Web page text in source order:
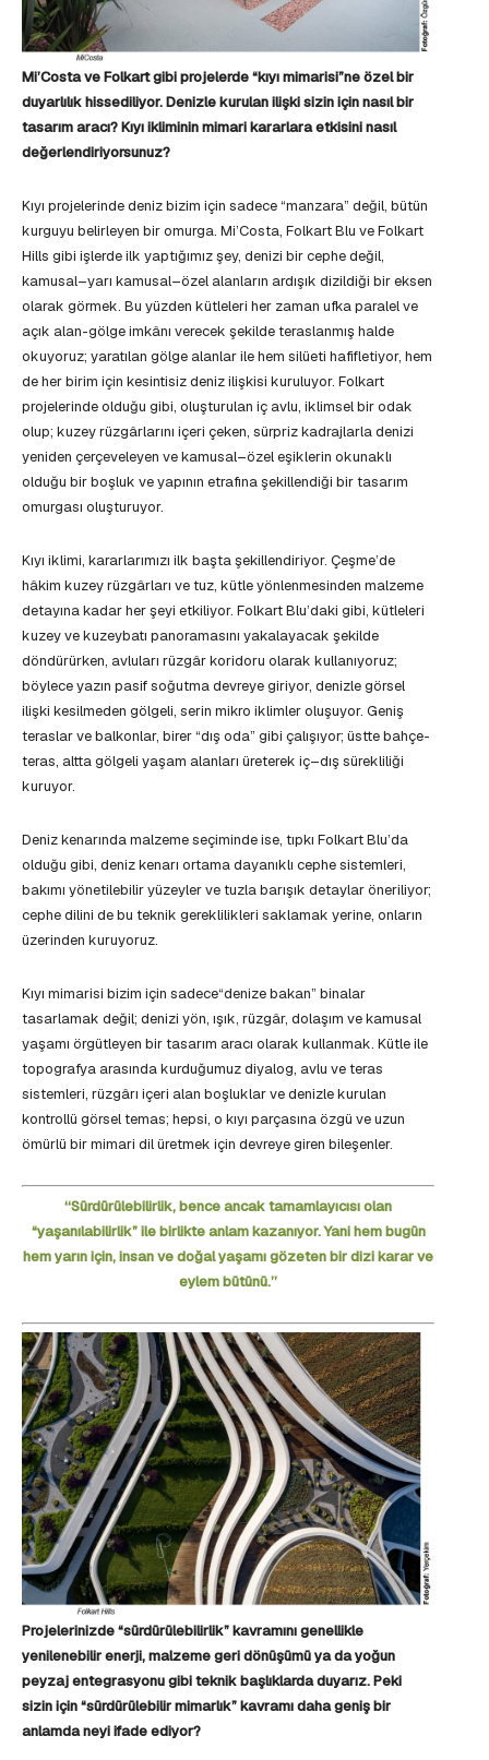
Mi’Costa ve Folkart gibi projelerde “kıyı mimarisi”ne özel bir
duyarlılık hissediliyor. Denizle kurulan ilişki sizin için nasıl bir
tasarım aracı? Kıyı ikliminin mimari kararlara etkisini nasıl
değerlendiriyorsunuz?
Kıyı projelerinde deniz bizim için sadece “manzara” değil, bütün
kurguyu belirleyen bir omurga. Mi’Costa, Folkart Blu ve Folkart
Hills gibi işlerde ilk yaptığımız şey, denizi bir cephe değil,
kamusal–yarı kamusal–özel alanların ardışık dizildiği bir eksen
olarak görmek. Bu yüzden kütleleri her zaman ufka paralel ve
açık alan-gölge imkânı verecek şekilde teraslanmış halde
okuyoruz; yaratılan gölge alanlar ile hem silüeti hafifletiyor, hem
de her birim için kesintisiz deniz ilişkisi kuruluyor. Folkart
projelerinde olduğu gibi, oluşturulan iç avlu, iklimsel bir odak
olup; kuzey rüzgârlarını içeri çeken, sürpriz kadrajlarla denizi
yeniden çerçeveleyen ve kamusal–özel eşiklerin okunaklı
olduğu bir boşluk ve yapının etrafına şekillendiği bir tasarım
omurgası oluşturuyor.
Kıyı iklimi, kararlarımızı ilk başta şekillendiriyor. Çeşme’de
hâkim kuzey rüzgârları ve tuz, kütle yönlenmesinden malzeme
detayına kadar her şeyi etkiliyor. Folkart Blu’daki gibi, kütleleri
kuzey ve kuzeybatı panoramasını yakalayacak şekilde
döndürürken, avluları rüzgâr koridoru olarak kullanıyoruz;
böylece yazın pasif soğutma devreye giriyor, denizle görsel
ilişki kesilmeden gölgeli, serin mikro iklimler oluşuyor. Geniş
teraslar ve balkonlar, birer “dış oda” gibi çalışıyor; üstte bahçe-
teras, altta gölgeli yaşam alanları üreterek iç–dış sürekliliği
kuruyor.
Deniz kenarında malzeme seçiminde ise, tıpkı Folkart Blu’da
olduğu gibi, deniz kenarı ortama dayanıklı cephe sistemleri,
bakımı yönetilebilir yüzeyler ve tuzla barışık detaylar öneriliyor;
cephe dilini de bu teknik gereklilikleri saklamak yerine, onların
üzerinden kuruyoruz.
Kıyı mimarisi bizim için sadece“denize bakan” binalar
tasarlamak değil; denizi yön, ışık, rüzgâr, dolaşım ve kamusal
yaşamı örgütleyen bir tasarım aracı olarak kullanmak. Kütle ile
topografya arasında kurduğumuz diyalog, avlu ve teras
sistemleri, rüzgârı içeri alan boşluklar ve denizle kurulan
kontrollü görsel temas; hepsi, o kıyı parçasına özgü ve uzun
ömürlü bir mimari dil üretmek için devreye giren bileşenler.
‘‘Sürdürülebilirlik, bence ancak tamamlayıcısı olan
“yaşanılabilirlik” ile birlikte anlam kazanıyor. Yani hem bugün
hem yarın için, insan ve doğal yaşamı gözeten bir dizi karar ve
eylem bütünü.’’
Projelerinizde “sürdürülebilirlik” kavramını genellikle
yenilenebilir enerji, malzeme geri dönüşümü ya da yoğun
peyzaj entegrasyonu gibi teknik başlıklarda duyarız. Peki
sizin için “sürdürülebilir mimarlık” kavramı daha geniş bir
anlamda neyi ifade ediyor?